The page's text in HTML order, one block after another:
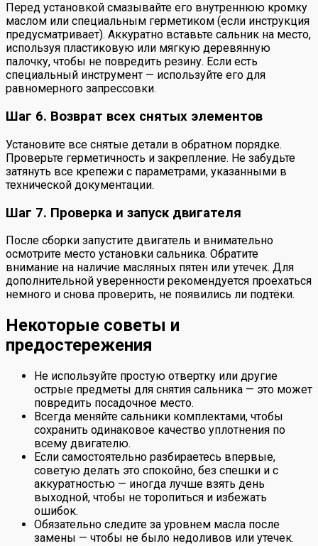
Перед установкой смазывайте его внутреннюю кромку
маслом или специальным герметиком (если инструкция
предусматривает). Аккуратно вставьте сальник на место,
используя пластиковую или мягкую деревянную
палочку, чтобы не повредить резину. Если есть
специальный инструмент — используйте его для
равномерного запрессовки.
Шаг 6. Возврат всех снятых элементов
Установите все снятые детали в обратном порядке.
Проверьте герметичность и закрепление. Не забудьте
затянуть все крепежи с параметрами, указанными в
технической документации.
Шаг 7. Проверка и запуск двигателя
После сборки запустите двигатель и внимательно
осмотрите место установки сальника. Обратите
внимание на наличие масляных пятен или утечек. Для
дополнительной уверенности рекомендуется проехаться
немного и снова проверить, не появились ли подтёки.
Некоторые советы и
предостережения
Не используйте простую отвертку или другие
острые предметы для снятия сальника — это может
повредить посадочное место.
Всегда меняйте сальники комплектами, чтобы
сохранить одинаковое качество уплотнения по
всему двигателю.
Если самостоятельно разбираетесь впервые,
советую делать это спокойно, без спешки и с
аккуратностью — иногда лучше взять день
выходной, чтобы не торопиться и избежать
ошибок.
Обязательно следите за уровнем масла после
замены — чтобы не было недоливов или утечек.